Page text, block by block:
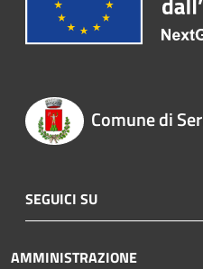
Comune di
SEGUICI SU
AMMINISTRAZIONE